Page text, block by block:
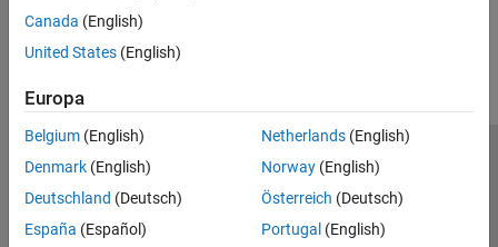
Canada (English)
United States (English)
Europa
Belgium (English)
Denmark (English)
Deutschland (Deutsch)
España (Español)
Netherlands(English)
Norway(English)
Österreich (Deutsch)
Portugal (English)
Centro di fiducia
Informativa sulla privacy
Antipirateria
Stato dell'applicazione
Contatti
© 1994-2026 The MathWorks, Inc.